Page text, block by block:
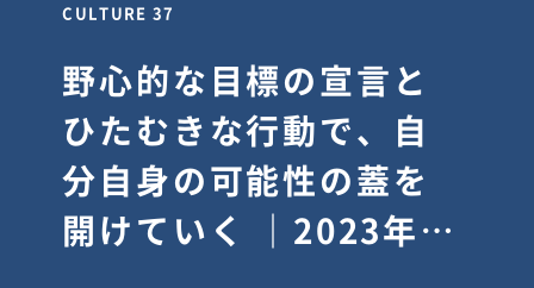
CULTURE 30
逆境では自分のスタン
スを変え“予想を裏切
り、期待を超える”【真
輔塾・前編】